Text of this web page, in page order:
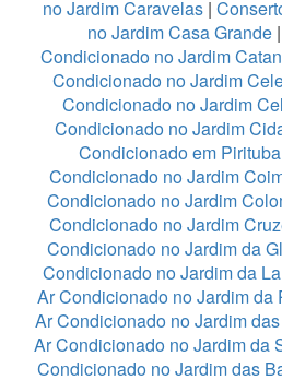
no Jardim Caravelas |
no Jardim Casa Grande |
Condicionado no Jardim
Condicionado no Jardim
Condicionado no Jardim
Condicionado no Jardim
Condicionado em Pirituba
Condicionado no Jardim
Condicionado no Jardim
Condicionado no Jardim
Condicionado no Jardim da
Condicionado no Jardim da
Ar Condicionado no Jardim da
Ar Condicionado no Jardim
Ar Condicionado no Jardim da
Condicionado no Jardim das